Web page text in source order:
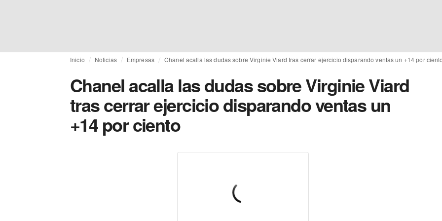
Inicio Noticias Empresas Chanel acalla las dudas sobre Virginie Viard tras cerrar ejercicio disparando ventas un +14 por
Chanel acalla las dudas sobre Virginie Viard
tras cerrar ejercicio disparando ventas un
+14 por ciento